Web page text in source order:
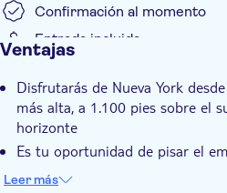
franja horaria)
Opción 2: Entrada «Edge
y franja horaria + copa de
Opción 4: Acceso prioritario
colas prioritarias + acceso
Opción 5: Experiencia VIP
fecha + acceso prioritario +
Confirmación al momento
Entrada incluida
Ventajas
Disfrutarás de Nueva York
más alta, a 1.100 pies sobre el
horizonte
Es tu oportunidad de pisar el
disfrutar de una perspectiva
Leer más